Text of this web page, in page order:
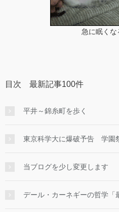
急に眠くな
目次 最新記事100件
平井～錦糸町を歩く
東京科学大に爆破予告 学園
当ブログを少し変更します
デール・カーネギーの哲学「